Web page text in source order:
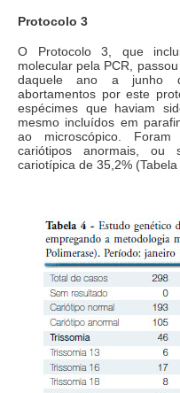
Protocolo 3
O Protocolo 3, que
molecular pela PCR,
daquele ano a junho
abortamentos por este
espécimes que haviam
mesmo incluídos em
ao microscópico.
cariótipos anormais, ou
cariotípica de 35,2% (Tabela